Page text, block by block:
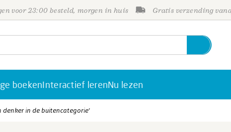
voor 23:00 besteld, morgen in huis Gratis verzending
boekenInteractief lerenNu lezen
denker in de buitencategorie'